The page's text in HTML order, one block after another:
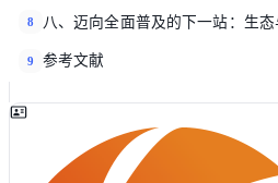
8 八、迈向全面普及的下一站：生态
9 参考文献